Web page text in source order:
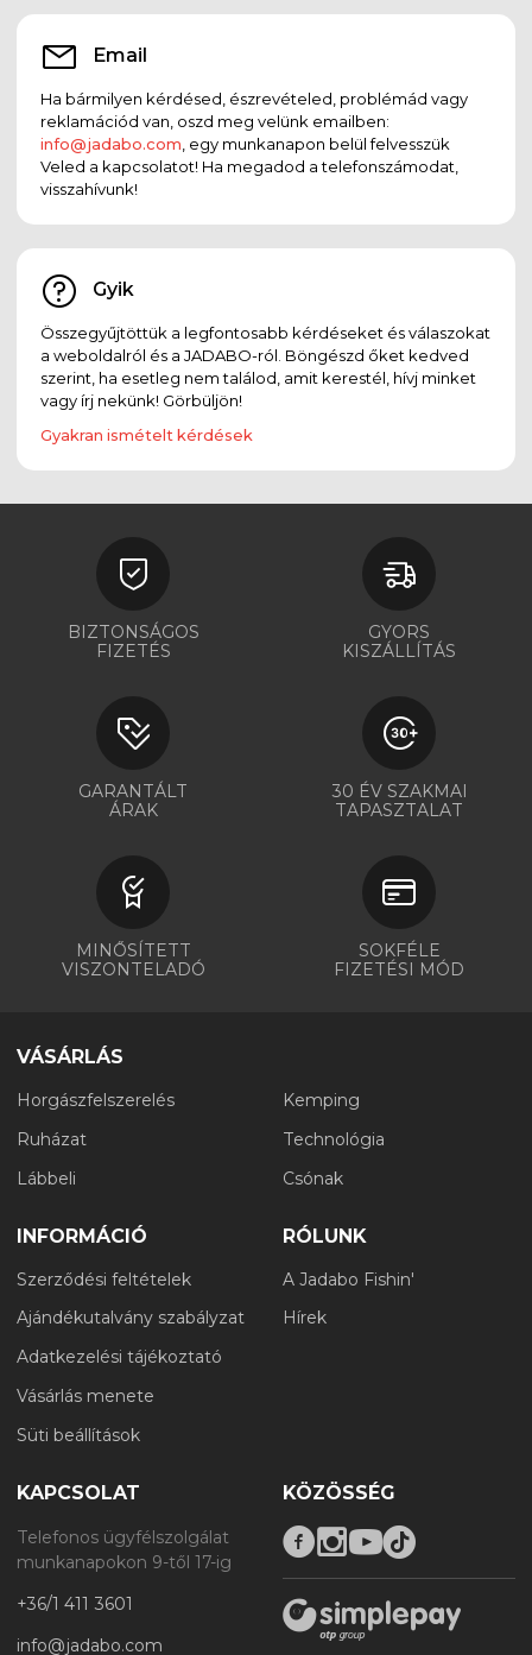
Email
Ha bármilyen kérdésed, észrevételed, problémád vagy
reklamációd van, oszd meg velünk emailben:
info@jadabo.com , egy munkanapon belül felvesszük
Veled a kapcsolatot! Ha megadod a telefonszámodat,
visszahívunk!
Gyik
Összegyűjtöttük a legfontosabb kérdéseket és válaszokat
a weboldalról és a JADABO-ról. Böngészd őket kedved
szerint, ha esetleg nem találod, amit kerestél, hívj minket
vagy írj nekünk! Görbüljön!
Gyakran ismételt kérdések
BIZTONSÁGOS
FIZETÉS
GYORS
KISZÁLLÍTÁS
GARANTÁLT
ÁRAK
30 ÉV SZAKMAI
TAPASZTALAT
MINŐSÍTETT
VISZONTELADÓ
SOKFÉLE
FIZETÉSI MÓD
VÁSÁRLÁS
Horgászfelszerelés
Ruházat
Lábbeli
Kemping
Technológia
Csónak
INFORMÁCIÓ
Szerződési feltételek
Ajándékutalvány szabályzat
Adatkezelési tájékoztató
Vásárlás menete
Süti beállítások
RÓLUNK
A Jadabo Fishin'
Hírek
KAPCSOLAT
Telefonos ügyfélszolgálat
munkanapokon 9-től 17-ig
+36/1 411 3601
info@jadabo.com
KÖZÖSSÉG